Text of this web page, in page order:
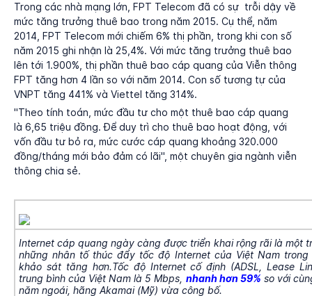
Trong các nhà mạng lớn, FPT Telecom đã có sự trỗi dậy về
mức tăng trưởng thuê bao trong năm 2015. Cụ thể, năm
2014, FPT Telecom mới chiếm 6% thị phần, trong khi con số
năm 2015 ghi nhận là 25,4%. Với mức tăng trưởng thuê bao
lên tới 1.900%, thị phần thuê bao cáp quang của Viễn thông
FPT tăng hơn 4 lần so với năm 2014. Con số tương tự của
VNPT tăng 441% và Viettel tăng 314%.
"Theo tính toán, mức đầu tư cho một thuê bao cáp quang
là 6,65 triệu đồng. Để duy trì cho thuê bao hoạt động, với
vốn đầu tư bỏ ra, mức cước cáp quang khoảng 320.000
đồng/tháng mới bảo đảm có lãi", một chuyên gia ngành viễn
thông chia sẻ.
Internet cáp quang ngày càng được triển khai rộng rãi là một
những nhân tố thúc đẩy tốc độ Internet của Việt Nam trong
khảo sát tăng hơn.Tốc độ Internet cố định (ADSL, Lease
trung bình của Việt Nam là 5 Mbps, nhanh hơn 59% so với
năm ngoái, hãng Akamai (Mỹ) vừa công bố.